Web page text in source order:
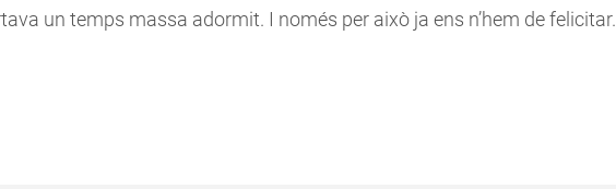
un temps massa adormit. I només per això ja ens n’hem de felicitar.